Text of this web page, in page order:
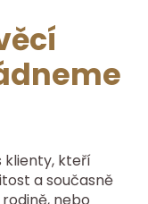
klienty, kteří
a současně